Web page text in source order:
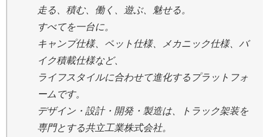
走る、積む、働く、遊ぶ、魅せる。
すべてを一台に。
キャンプ仕様、ペット仕様、メカニック仕様、バ
イク積載仕様など、
ライフスタイルに合わせて進化するプラットフォ
ームです。
デザイン・設計・開発・製造は、トラック架装を
専門とする共立工業株式会社。